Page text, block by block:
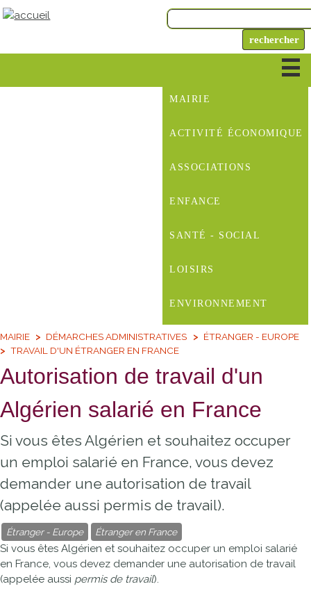
MAIRIE
ACTIVITÉ ÉCONOMIQUE
ASSOCIATIONS
ENFANCE
SANTÉ - SOCIAL
LOISIRS
ENVIRONNEMENT
MAIRIE DÉMARCHES ADMINISTRATIVES
ÉTRANGER - EUROPE
TRAVAIL D'UN ÉTRANGER EN FRANCE
Autorisation de travail d'un
Algérien salarié en France
Si vous êtes Algérien et souhaitez occuper
un emploi salarié en France, vous devez
demander une autorisation de travail
(appelée aussi permis de travail).
Étranger - Europe Étranger en France
Si vous êtes Algérien et souhaitez occuper un emploi salarié
en France, vous devez demander une autorisation de travail
(appelée aussi permis de travail).